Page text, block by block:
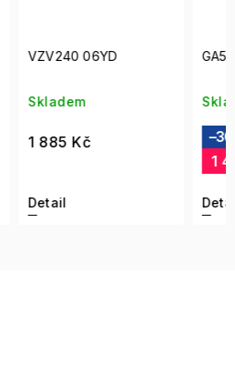
VZV240 06YD
Skladem
1 885 Kč
Detail
–30
1